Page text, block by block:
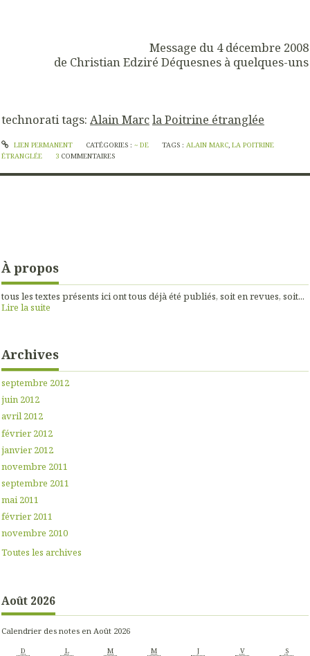
Message du 4 décembre 2008
de Christian Edziré Déquesnes à quelques-uns
technorati tags: Alain Marcla Poitrine étranglée
LIEN PERMANENT CATÉGORIES : ~ DE TAGS :ALAIN MARC,LA POITRINE
ÉTRANGLÉE
3 COMMENTAIRES
À propos
tous les textes présents ici ont tous déjà été publiés, soit en revues, soit...
Lire la suite
Archives
septembre 2012
juin 2012
avril 2012
février 2012
janvier 2012
novembre 2011
septembre 2011
mai 2011
février 2011
novembre 2010
Toutes les archives
Août 2026
Calendrier des notes en Août 2026
D L M M J V S